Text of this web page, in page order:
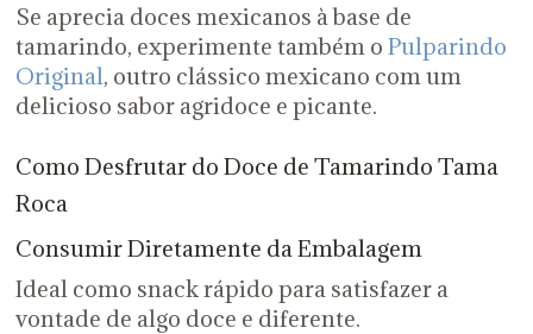
Se aprecia doces mexicanos à base de
tamarindo, experimente também o Pulparindo
Original, outro clássico mexicano com um
delicioso sabor agridoce e picante.
Como Desfrutar do Doce de Tamarindo Tama
Roca
Consumir Diretamente da Embalagem
Ideal como snack rápido para satisfazer a
vontade de algo doce e diferente.